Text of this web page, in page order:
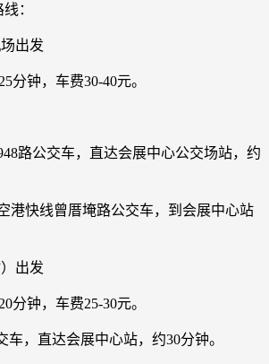
：
出发
分钟，车费30-40元。
路公交车，直达会展中心公交场站，约
港快线曾厝埯路公交车，到会展中心站
出发
分钟，车费25-30元。
车，直达会展中心站，约30分钟。